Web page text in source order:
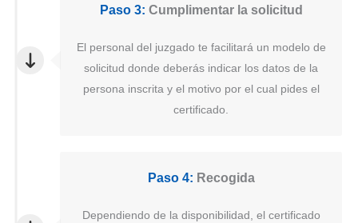
Paso 3: Cumplimentar la solicitud
El personal del juzgado te facilitará un modelo de
solicitud donde deberás indicar los datos de la
persona inscrita y el motivo por el cual pides el
certificado.
Paso 4: Recogida
Dependiendo de la disponibilidad, el certificado